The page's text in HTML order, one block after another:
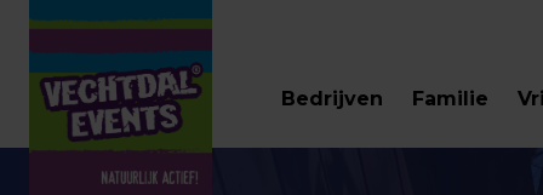
Bedrijven Familie